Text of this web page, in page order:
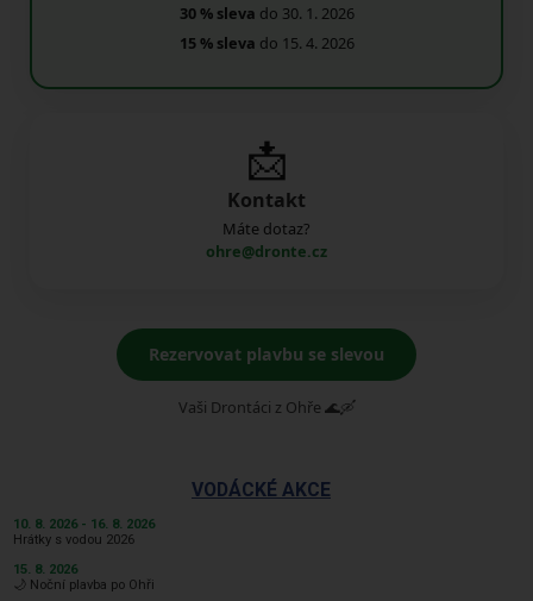
30 % sleva do 30. 1. 2026
15 % sleva do 15. 4. 2026
📩
Kontakt
Máte dotaz?
ohre@dronte.cz
Rezervovat plavbu se slevou
Vaši Drontáci z Ohře 🌊🛶
VODÁCKÉ AKCE
10. 8. 2026 - 16. 8. 2026
Hrátky s vodou 2026
15. 8. 2026
🌙 Noční plavba po Ohři